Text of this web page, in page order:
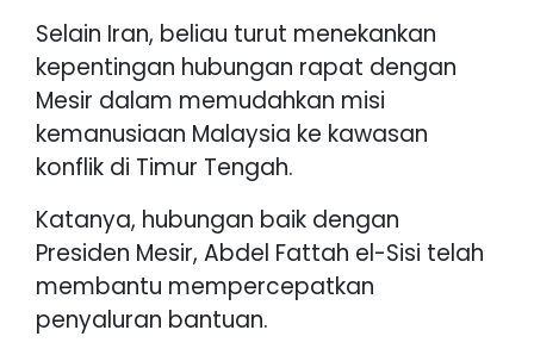
Selain Iran, beliau turut menekankan
kepentingan hubungan rapat dengan
Mesir dalam memudahkan misi
kemanusiaan Malaysia ke kawasan
konflik di Timur Tengah.
Katanya, hubungan baik dengan
Presiden Mesir, Abdel Fattah el-Sisi telah
membantu mempercepatkan
penyaluran bantuan.